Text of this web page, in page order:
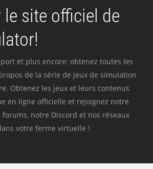
le site officiel de
et plus encore: obtenez toutes les
de la série de jeux de simulation
Obtenez les jeux et leurs contenus
en ligne officielle et rejoignez notre
notre Discord et nos réseaux
votre ferme virtuelle !